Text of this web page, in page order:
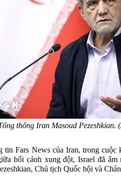
thống Iran Masoud Pezeshkian.
tin Fars News của Iran, trong
bối cảnh xung đột, Israel đã
Chủ tịch Quốc hội và